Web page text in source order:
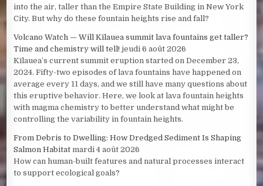
into the air, taller than the Empire State Building in New York
City. But why do these fountain heights rise and fall?
Volcano Watch — Will Kīlauea summit lava fountains get taller?
Time and chemistry will tell! jeudi 6 août 2026
Kīlauea’s current summit eruption started on December 23,
2024. Fifty-two episodes of lava fountains have happened on
average every 11 days, and we still have many questions about
this eruptive behavior. Here, we look at lava fountain heights
with magma chemistry to better understand what might be
controlling the variability in fountain heights.
From Debris to Dwelling: How Dredged Sediment Is Shaping
Salmon Habitat mardi 4 août 2026
How can human-built features and natural processes interact
to support ecological goals?